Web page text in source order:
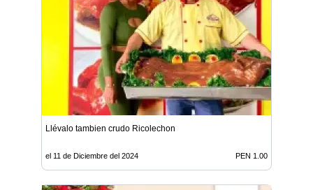
Llévalo tambien crudo Ricolechon
el 11 de Diciembre del 2024 PEN 1.00